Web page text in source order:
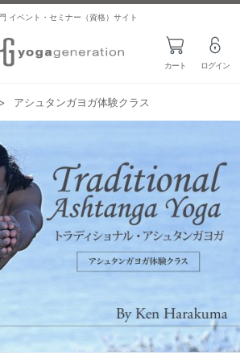
イベント・セミナー（資格）サイト
カート ログイン
> アシュタンガヨガ体験クラス